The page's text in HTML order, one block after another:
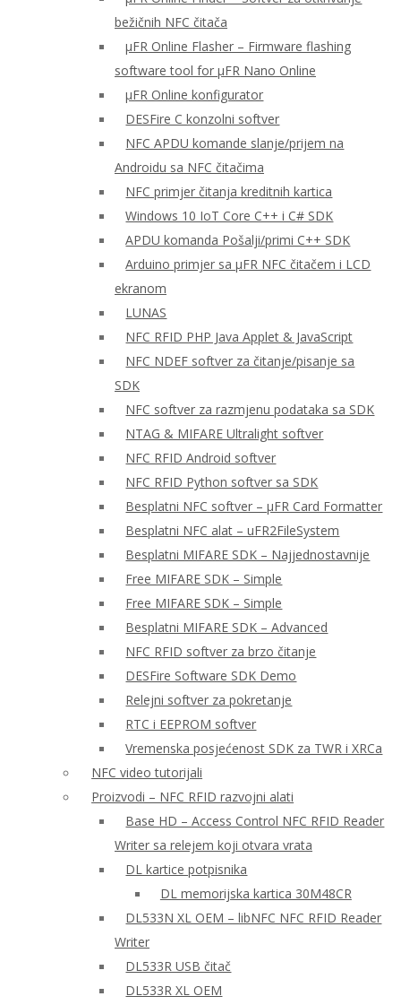
bežičnih NFC čitača
μFR Online Flasher – Firmware flashing
software tool for μFR Nano Online
μFR Online konfigurator
DESFire C konzolni softver
NFC APDU komande slanje/prijem na
Androidu sa NFC čitačima
NFC primjer čitanja kreditnih kartica
Windows 10 IoT Core C++ i C# SDK
APDU komanda Pošalji/primi C++ SDK
Arduino primjer sa μFR NFC čitačem i LCD
ekranom
LUNAS
NFC RFID PHP Java Applet & JavaScript
NFC NDEF softver za čitanje/pisanje sa
SDK
NFC softver za razmjenu podataka sa SDK
NTAG & MIFARE Ultralight softver
NFC RFID Android softver
NFC RFID Python softver sa SDK
Besplatni NFC softver – μFR Card Formatter
Besplatni NFC alat – uFR2FileSystem
Besplatni MIFARE SDK – Najjednostavnije
Free MIFARE SDK – Simple
Free MIFARE SDK – Simple
Besplatni MIFARE SDK – Advanced
NFC RFID softver za brzo čitanje
DESFire Software SDK Demo
Relejni softver za pokretanje
RTC i EEPROM softver
Vremenska posjećenost SDK za TWR i XRCa
NFC video tutorijali
Proizvodi – NFC RFID razvojni alati
Base HD – Access Control NFC RFID Reader
Writer sa relejem koji otvara vrata
DL kartice potpisnika
DL memorijska kartica 30M48CR
DL533N XL OEM – libNFC NFC RFID Reader
Writer
DL533R USB čitač
DL533R XL OEM